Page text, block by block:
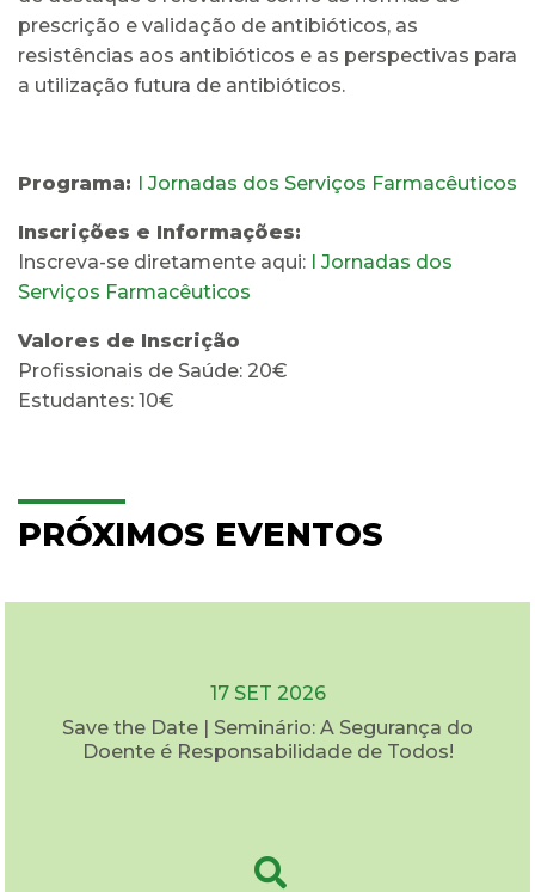
prescrição e validação de antibióticos, as
resistências aos antibióticos e as perspectivas para
a utilização futura de antibióticos.
Programa: I Jornadas dos Serviços Farmacêuticos
Inscrições e Informações:
Inscreva-se diretamente aqui:
I Jornadas dos
Serviços Farmacêuticos
Valores de Inscrição
Profissionais de Saúde: 20€
Estudantes: 10€
PRÓXIMOS EVENTOS
17 SET 2026
Save the Date | Seminário: A Segurança do
Doente é Responsabilidade de Todos!